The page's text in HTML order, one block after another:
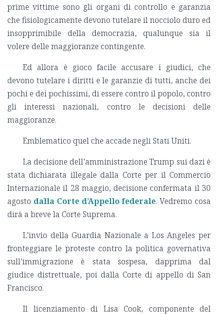
prime vittime sono gli organi di controllo e garanzia
che fisiologicamente devono tutelare il nocciolo duro ed
insopprimibile della democrazia, qualunque sia il
volere delle maggioranze contingente.
Ed allora è gioco facile accusare i giudici, che
devono tutelare i diritti e le garanzie di tutti, anche dei
pochi e dei pochissimi, di essere contro il popolo, contro
gli interessi nazionali, contro le decisioni delle
maggioranze.
Emblematico quel che accade negli Stati Uniti.
La decisione dell’amministrazione Trump sui dazi è
stata dichiarata illegale dalla Corte per il Commercio
Internazionale il 28 maggio, decisione confermata il 30
agosto dalla Corte d’Appello federale. Vedremo cosa
dirà a breve la Corte Suprema.
L’invio della Guardia Nazionale a Los Angeles per
fronteggiare le proteste contro la politica governativa
sull’immigrazione è stata sospesa, dapprima dal
giudice distrettuale, poi dalla Corte di appello di San
Francisco.
Il licenziamento di Lisa Cook, componente del